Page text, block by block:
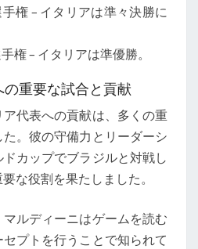
手権 – イタリアは準々決勝に
権 – イタリアは準優勝。
重要な試合と貢献
代表への貢献は、多くの重
。彼の守備力とリーダーシ
ドカップでブラジルと対戦し
な役割を果たしました。
ルディーニはゲームを読む
プトを行うことで知られて